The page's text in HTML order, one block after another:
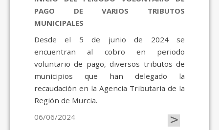
PAGO DE VARIOS TRIBUTOS
MUNICIPALES
Desde el 5 de junio de 2024 se
encuentran al cobro en periodo
voluntario de pago, diversos tributos de
municipios que han delegado la
recaudación en la Agencia Tributaria de la
Región de Murcia.
06/06/2024
>